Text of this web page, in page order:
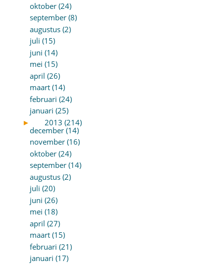
oktober (24)
september (8)
augustus (2)
juli (15)
juni (14)
mei (15)
april (26)
maart (14)
februari (24)
januari (25)
►
2013 (214)
december (14)
november (16)
oktober (24)
september (14)
augustus (2)
juli (20)
juni (26)
mei (18)
april (27)
maart (15)
februari (21)
januari (17)